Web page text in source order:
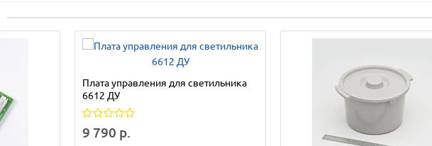
Плата управления для светильника
6612 ДУ
9 790 р.